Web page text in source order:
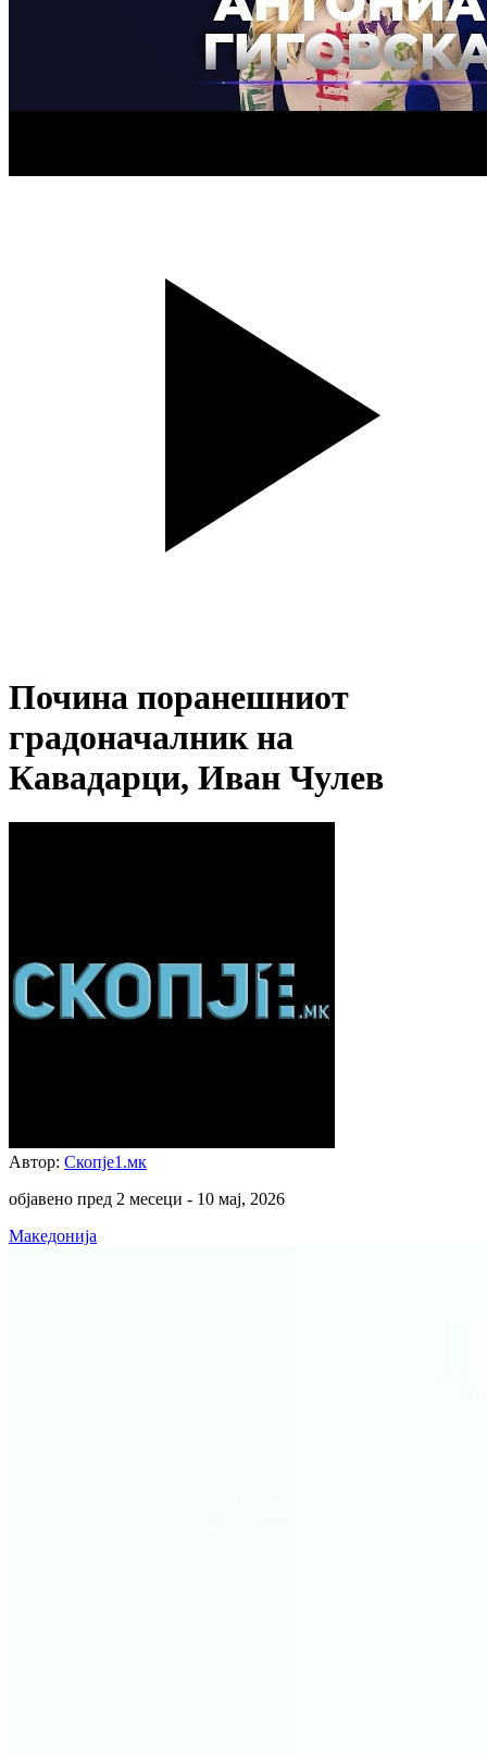
Почина поранешниот
градоначалник на
Кавадарци, Иван Чулев
Автор: Скопје1.мк
објавено пред 2 месеци - 10 мај, 2026
Македонија